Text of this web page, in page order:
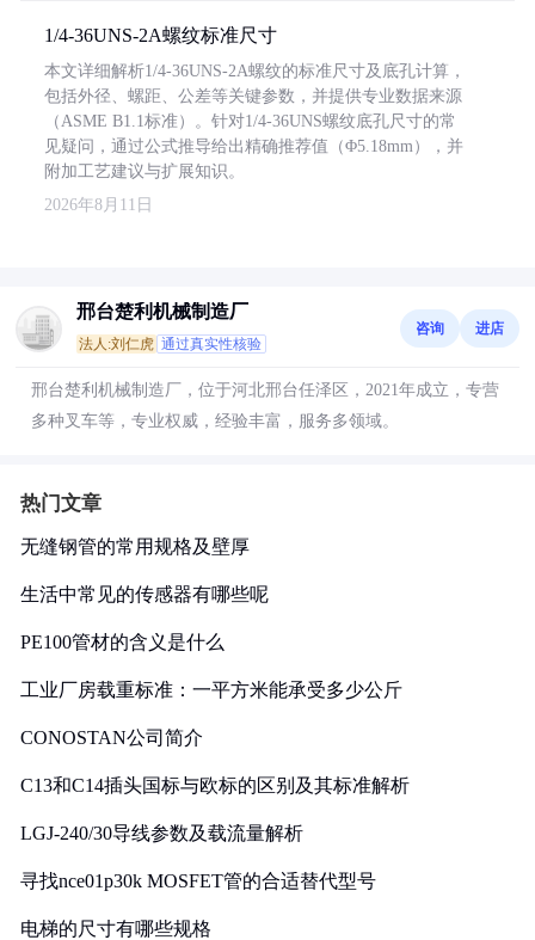
1/4-36UNS-2A螺纹标准尺寸
本文详细解析1/4-36UNS-2A螺纹的标准尺寸及底孔计算，
包括外径、螺距、公差等关键参数，并提供专业数据来源
（ASME B1.1标准）。针对1/4-36UNS螺纹底孔尺寸的常
见疑问，通过公式推导给出精确推荐值（Φ5.18mm），并
附加工艺建议与扩展知识。
2026年8月11日
邢台楚利机械制造厂
法人:刘仁虎 通过真实性核验
咨询 进店
邢台楚利机械制造厂，位于河北邢台任泽区，2021年成立，专营
多种叉车等，专业权威，经验丰富，服务多领域。
热门文章
无缝钢管的常用规格及壁厚
生活中常见的传感器有哪些呢
PE100管材的含义是什么
工业厂房载重标准：一平方米能承受多少公斤
CONOSTAN公司简介
C13和C14插头国标与欧标的区别及其标准解析
LGJ-240/30导线参数及载流量解析
寻找nce01p30k MOSFET管的合适替代型号
电梯的尺寸有哪些规格